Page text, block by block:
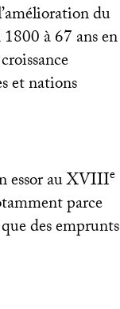
du
à 67 ans en
et nations
essor auXVIIIe
parce
des emprunts